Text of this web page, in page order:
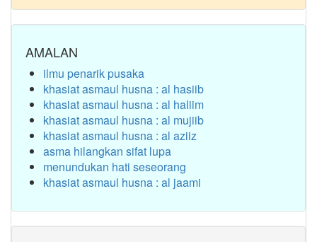
AMALAN
ilmu penarik pusaka
khasiat asmaul husna : al hasiib
khasiat asmaul husna : al haliim
khasiat asmaul husna : al mujiib
khasiat asmaul husna : al aziiz
asma hilangkan sifat lupa
menundukan hati seseorang
khasiat asmaul husna : al jaami